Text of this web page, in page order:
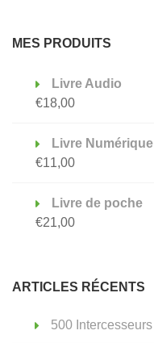
MES PRODUITS
Livre Audio
€18,00
Livre
€11,00
Livre de poche
€21,00
ARTICLES RÉCENTS
500 Intercesseurs